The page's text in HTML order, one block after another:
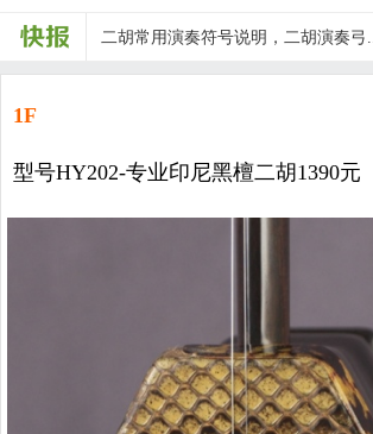
二胡常用演奏符号说明，二胡演奏弓...
1F
型号HY202-专业印尼黑檀二胡1390元